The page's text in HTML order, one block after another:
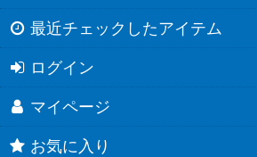
最近チェックしたアイテム
ログイン
マイページ
お気に入り